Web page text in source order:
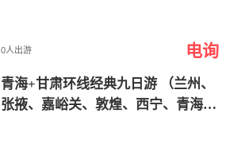
rest, Lhasa, Mount Kailash, Shigatse,
0人出游 电询
青海+甘肃环线经典九日游 （兰州、
张掖、嘉峪关、敦煌、西宁、青海